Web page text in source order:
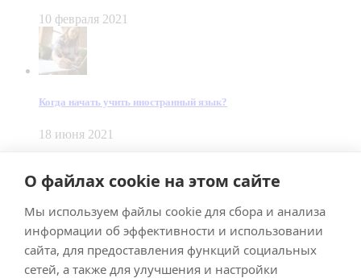
О файлах cookie на этом сайте
Мы используем файлы cookie для сбора и анализа
информации об эффективности и использовании
сайта, для предоставления функций социальных
сетей, а также для улучшения и настройки
10 февраля 2021
Когда начать учить иностранный язык?
18 июня 2021
Made bySmart Team
ImpressumDatenschutz
Подписывайтесь на меня в Телеграм